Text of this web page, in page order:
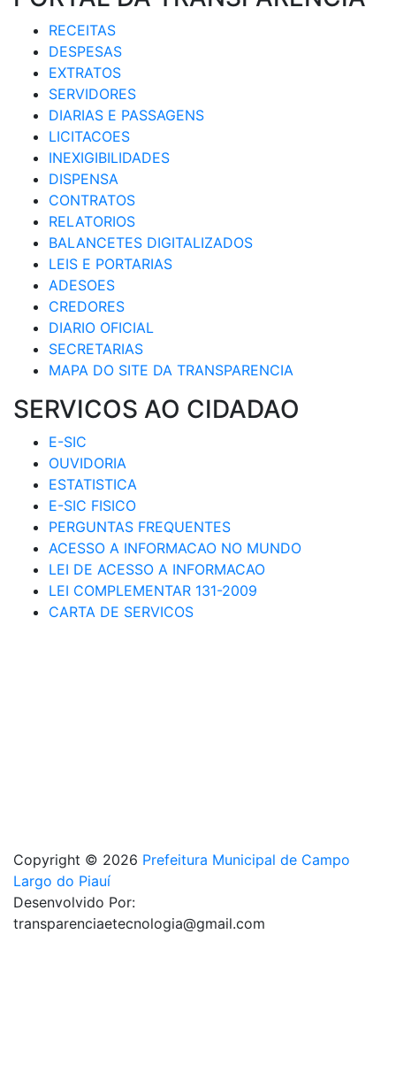
RECEITAS
DESPESAS
EXTRATOS
SERVIDORES
DIARIAS E PASSAGENS
LICITACOES
INEXIGIBILIDADES
DISPENSA
CONTRATOS
RELATORIOS
BALANCETES DIGITALIZADOS
LEIS E PORTARIAS
ADESOES
CREDORES
DIARIO OFICIAL
SECRETARIAS
MAPA DO SITE DA TRANSPARENCIA
SERVICOS AO CIDADAO
E-SIC
OUVIDORIA
ESTATISTICA
E-SIC FISICO
PERGUNTAS FREQUENTES
ACESSO A INFORMACAO NO MUNDO
LEI DE ACESSO A INFORMACAO
LEI COMPLEMENTAR 131-2009
CARTA DE SERVICOS
Copyright © 2026 Prefeitura Municipal de Campo
Largo do Piauí
Desenvolvido Por:
transparenciaetecnologia@gmail.com